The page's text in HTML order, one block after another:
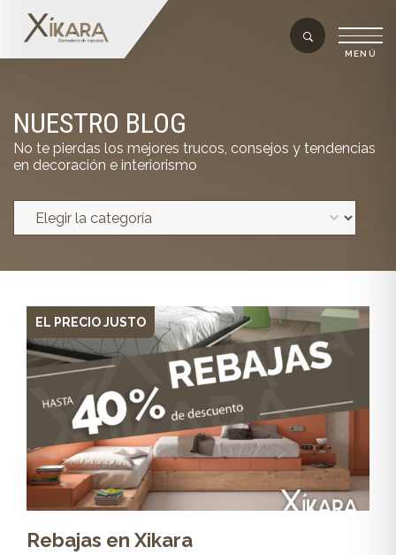
NUESTRO BLOG
No te pierdas los mejores trucos, consejos y tendencias
en decoración e interiorismo
EL PRECIO JUSTO
Rebajas en Xikara